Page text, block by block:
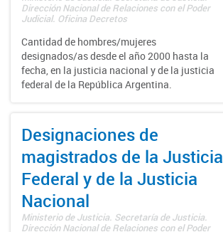
Dirección Nacional de Relaciones con el Poder
Judicial. Oficina Decretos
Cantidad de hombres/mujeres
designados/as desde el año 2000 hasta la
fecha, en la justicia nacional y de la justicia
federal de la República Argentina.
Designaciones de
magistrados de la Justicia
Federal y de la Justicia
Nacional
Ministerio de Justicia. Secretaría de Justicia.
Dirección Nacional de Relaciones con el Poder